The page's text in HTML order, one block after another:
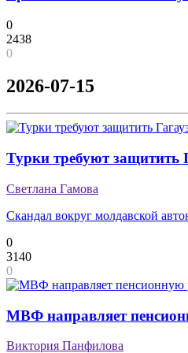
0
2438
0
2026-07-15
Турки требуют защитить
Светлана Гамова
Скандал вокруг молдавской
0
3140
0
МВФ направляет
Виктория Панфилова